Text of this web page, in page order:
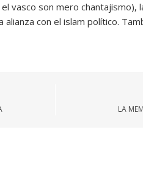
vasco son mero chantajismo),
con el islam político.
LA